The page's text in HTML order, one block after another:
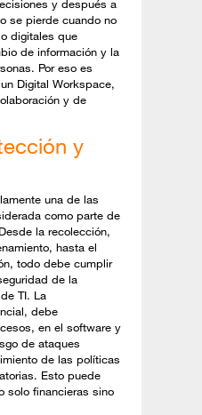
y después a
se pierde cuando no
digitales que
de información y la
Por eso es
Digital Workspace,
y de
y
una de las
como parte de
la recolección,
hasta el
todo debe cumplir
de la
TI. La
debe
en el software y
de ataques
de las políticas
Esto puede
solo financieras sino